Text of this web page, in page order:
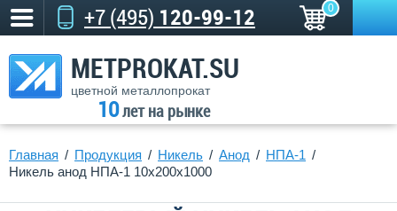
+7 (495) 120-99-12 0
METPROKAT.SU
цветной металлопрокат
10лет на рынке
Главная Продукция Никель Анод
НПА-1
Никель анод НПА-1 10х200х1000